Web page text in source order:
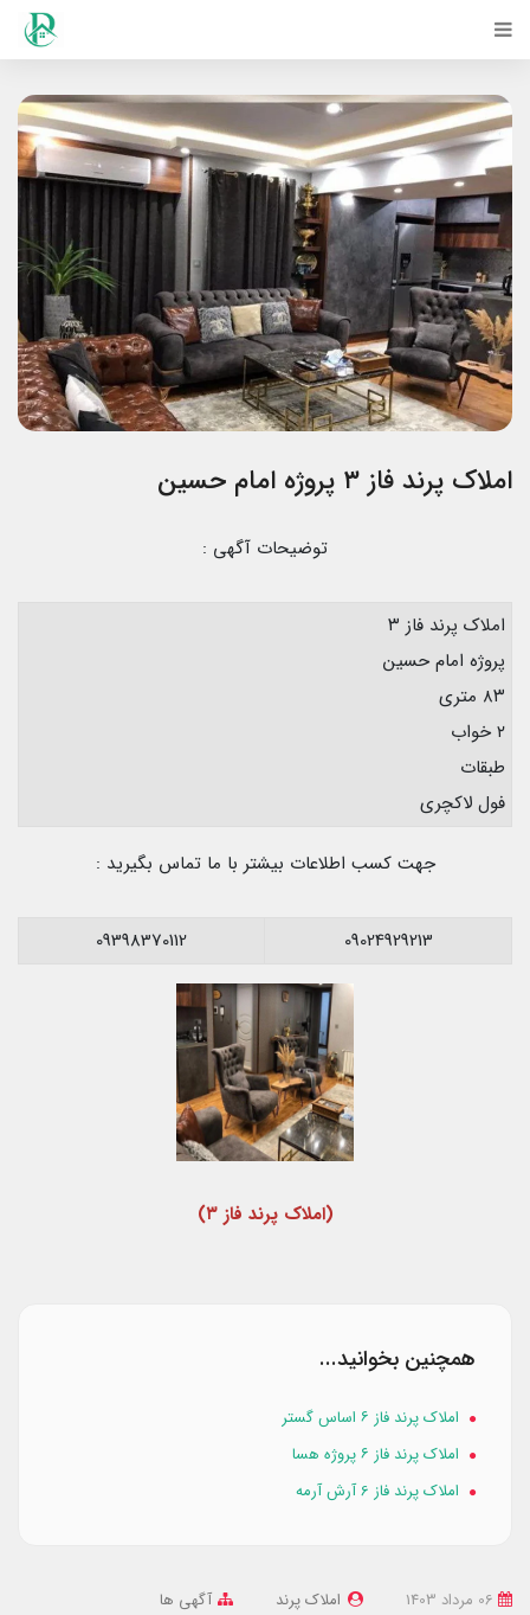
املاک پرند فاز ۳ پروژه امام حسین
توضیحات آگهی :
املاک پرند فاز ۳
پروژه امام حسین
۸۳ متری
۲ خواب
طبقات
فول لاکچری
جهت کسب اطلاعات بیشتر با ما تماس بگیرید :
09024929213
09398370112
(املاک پرند فاز ۳)
همچنین بخوانید...
املاک پرند فاز ۶ اساس گستر
املاک پرند فاز ۶ پروژه هسا
املاک پرند فاز 6 آرش آرمه
املاک پرند
آگهی ها